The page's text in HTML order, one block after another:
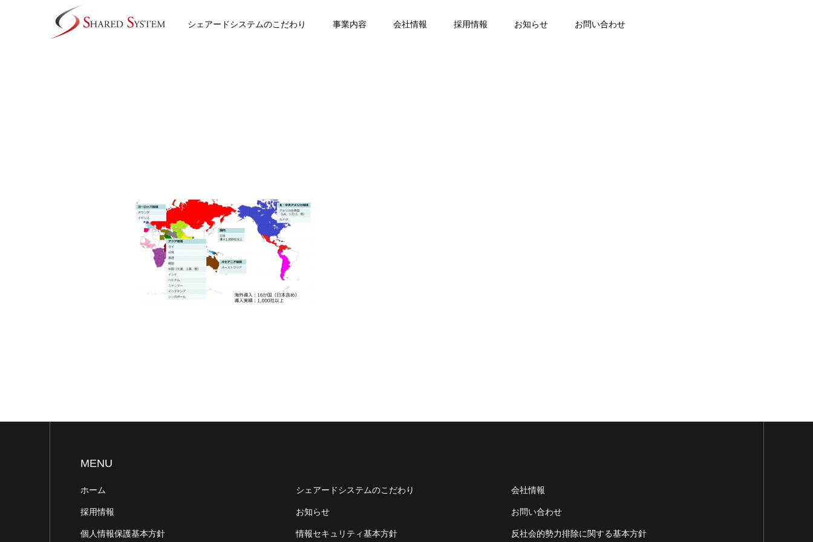
シェアードシステムのこだわり 事業内容 会社情報 採用情報 お知らせ お問い合わせ
MENU
ホーム シェアードシステムのこだわり 会社情報
採用情報 お知らせ お問い合わせ
個人情報保護基本方針 情報セキュリティ基本方針 反社会的勢力排除に関する基本方針